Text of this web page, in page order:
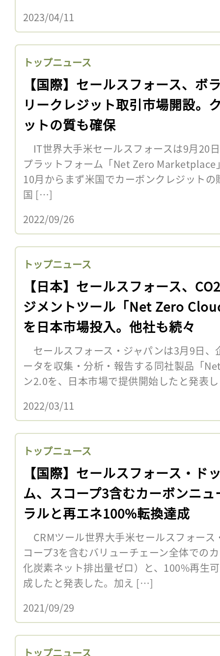
2023/04/11
トップニュース
【国際】セールスフォース、ボ
リークレジット取引市場開設。
ットの質も確保
IT世界大手米セールスフォースは9月20
プラットフォーム「Net Zero Marketplace
10月からまず米国でカーボンクレジット
国 […]
2022/09/26
トップニュース
【日本】セールスフォース、
ジメントツール「Net Zero
を日本市場投入。他社も続々
セールスフォース・ジャパンは3月9日、
ータを収集・分析・報告する同社製品「
ン2.0を、日本市場で提供開始したと発
2022/03/11
トップニュース
【国際】セールスフォース・ド
ム、スコープ3含むカーボンニュ
ラルと再エネ100%転換達成
CRMツール世界大手米セールスフォー
コープ3を含むバリューチェーン全体での
化炭素ネット排出量ゼロ）と、100%再生
成したと発表した。加え […]
2021/09/29
トップニュース